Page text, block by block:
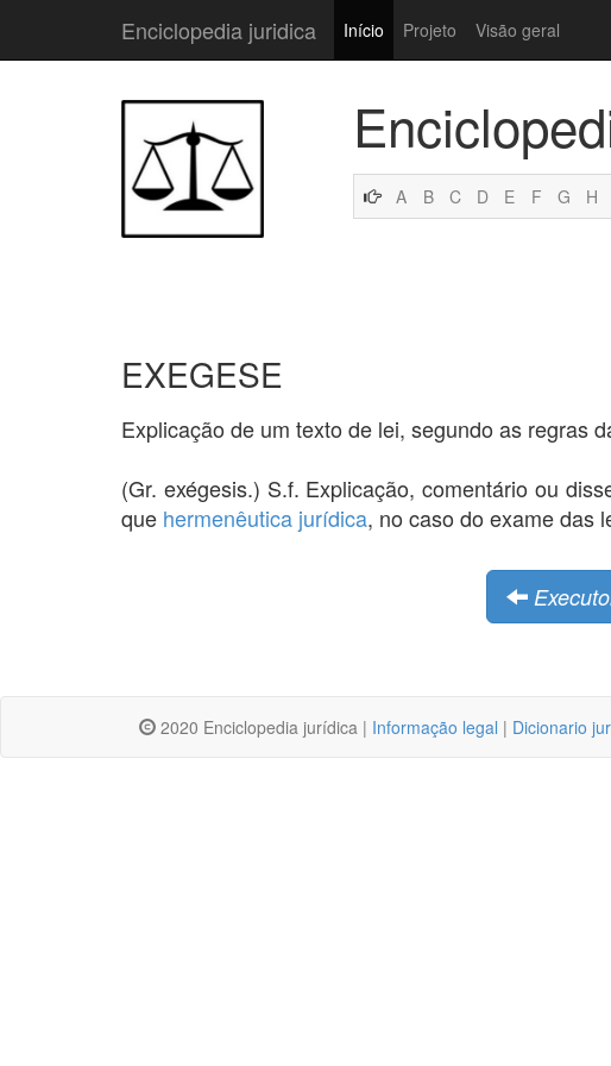
Enciclopedia juridica Início Projeto Visão geral
A B C D E F G H
EXEGESE
Explicação de um texto de lei, segundo as regras
(Gr. exégesis.) S.f. Explicação, comentário ou
que hermenêutica jurídica, no caso do exame das
2020 Enciclopedia jurídica | Informação legal | Dicionario